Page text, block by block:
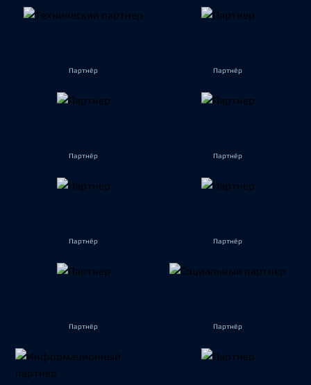
Партнёр Партнёр
Партнёр Партнёр
Партнёр Партнёр
Партнёр Партнёр